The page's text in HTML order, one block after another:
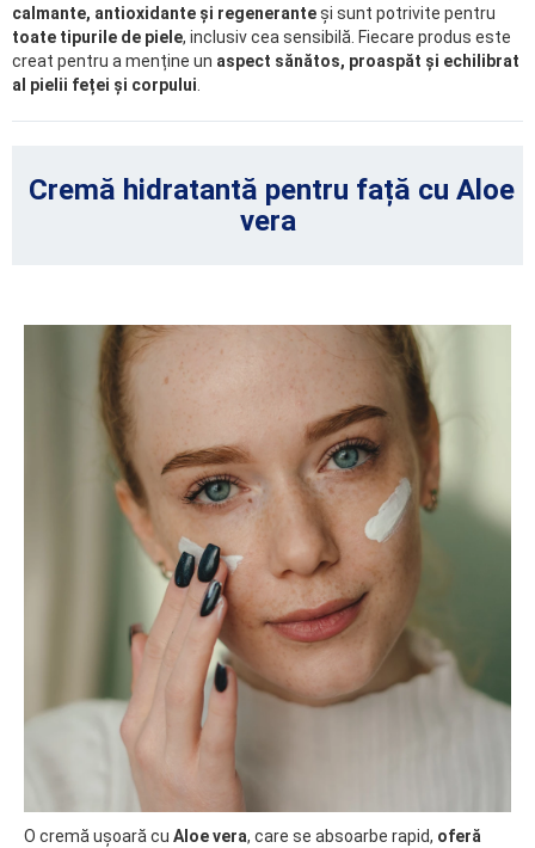
calmante, antioxidante și regeneranteși sunt potrivite pentru
toate tipurile de piele, inclusiv cea sensibilă. Fiecare produs este
creat pentru a menține un aspect sănătos, proaspăt și echilibrat
al pielii feței și corpului
Cremă hidratantă pentru față cu Aloe
vera
O cremă ușoară cu Aloe vera, care se absoarbe rapid, oferă